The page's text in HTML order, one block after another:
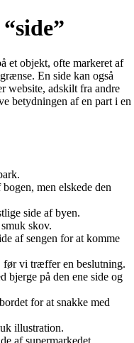
et objekt, ofte markeret af
En side kan også
website, adskilt fra andre
betydningen af en part i en
men elskede den
side af byen.
skov.
af sengen for at komme
før vi træffer en beslutning.
bjerge på den ene side og
for at snakke med
illustration.
af supermarkedet.